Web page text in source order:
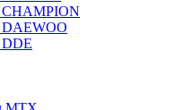
CHAMPION
DAEWOO
DDE